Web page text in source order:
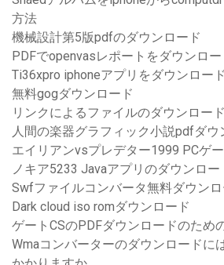
方法
機械設計第5版pdfのダウンロード
PDFでopenvasレポートをダウンロ
Ti36xpro iphoneアプリをダウンロード
無料gogダウンロード
リンクによるファイルのダウンロー
人間の楽器グラフィック小説pdfダウ
エイリアンvsプレデター1999 PCゲ
ノキア5233 Javaアプリのダウンロー
Swfファイルコンバータ無料ダウンロ
Dark cloud iso romダウンロード
ゲートCSのPDFダウンロードのため
Wmaコンバーターのダウンロードに